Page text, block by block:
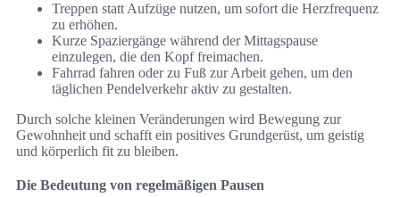
Treppen statt Aufzüge nutzen, um sofort die Herzfrequenz
zu erhöhen.
Kurze Spaziergänge während der Mittagspause
einzulegen, die den Kopf freimachen.
Fahrrad fahren oder zu Fuß zur Arbeit gehen, um den
täglichen Pendelverkehr aktiv zu gestalten.
Durch solche kleinen Veränderungen wird Bewegung zur
Gewohnheit und schafft ein positives Grundgerüst, um geistig
und körperlich fit zu bleiben.
Die Bedeutung von regelmäßigen Pausen